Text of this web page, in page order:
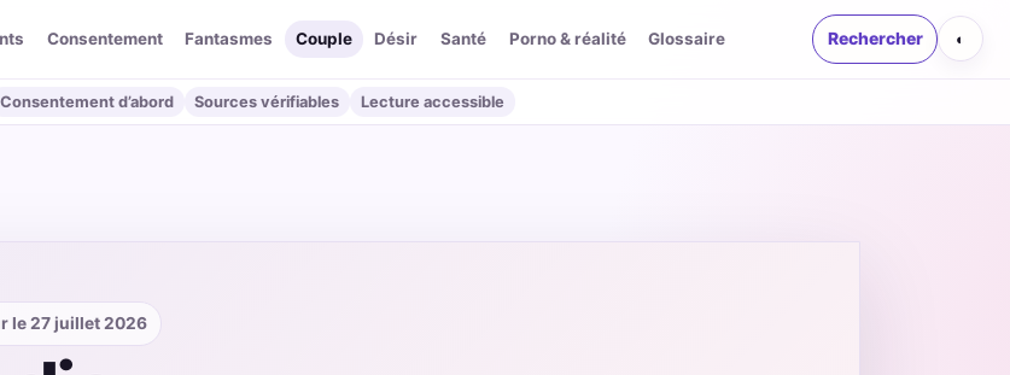
Consentement Fantasmes Couple Désir Santé Porno & réalité Glossaire Rechercher ◐
Consentement d’abord Sources vérifiables Lecture accessible
le 27 juillet 2026